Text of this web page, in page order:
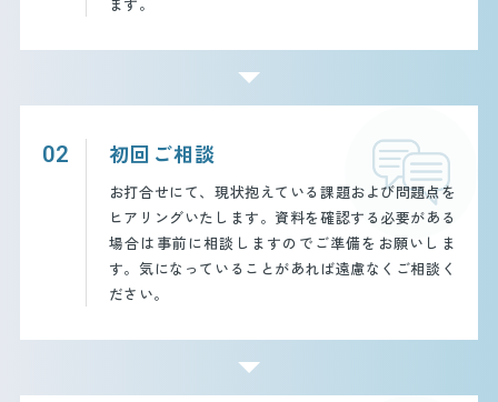
02 初回ご相談
お打合せにて、現状抱えている課題および問題点を
ヒアリングいたします。資料を確認する必要がある
場合は事前に相談しますのでご準備をお願いしま
す。気になっていることがあれば遠慮なくご相談く
ださい。